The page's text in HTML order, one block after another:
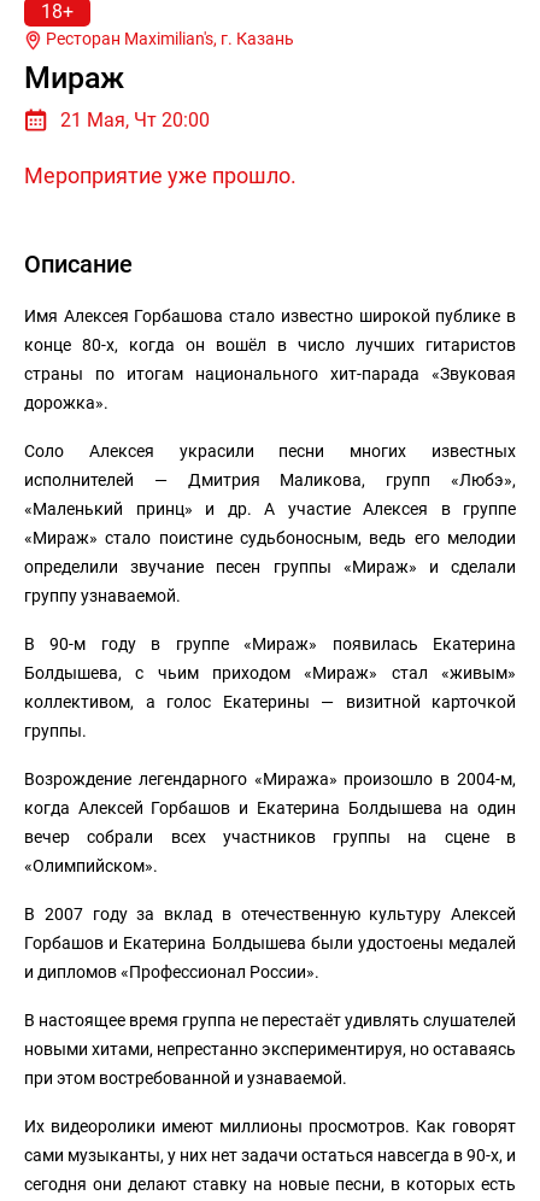
18+
Ресторан Maximilian's, г. Казань
Мираж
21 Мая, Чт 20:00
Мероприятие уже прошло.
Описание
Имя Алексея Горбашова стало известно широкой публике в
конце 80-х, когда он вошёл в число лучших гитаристов
страны по итогам национального хит-парада «Звуковая
дорожка».
Соло Алексея украсили песни многих известных
исполнителей — Дмитрия Маликова, групп «Любэ»,
«Маленький принц» и др. А участие Алексея в группе
«Мираж» стало поистине судьбоносным, ведь его мелодии
определили звучание песен группы «Мираж» и сделали
группу узнаваемой.
В 90-м году в группе «Мираж» появилась Екатерина
Болдышева, с чьим приходом «Мираж» стал «живым»
коллективом, а голос Екатерины — визитной карточкой
группы.
Возрождение легендарного «Миража» произошло в 2004-м,
когда Алексей Горбашов и Екатерина Болдышева на один
вечер собрали всех участников группы на сцене в
«Олимпийском».
В 2007 году за вклад в отечественную культуру Алексей
Горбашов и Екатерина Болдышева были удостоены медалей
и дипломов «Профессионал России».
В настоящее время группа не перестаёт удивлять слушателей
новыми хитами, непрестанно экспериментируя, но оставаясь
при этом востребованной и узнаваемой.
Их видеоролики имеют миллионы просмотров. Как говорят
сами музыканты, у них нет задачи остаться навсегда в 90-х, и
сегодня они делают ставку на новые песни, в которых есть